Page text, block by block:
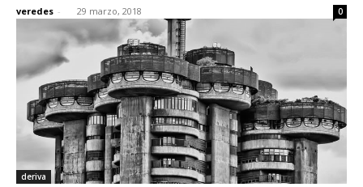
veredes - 29 marzo, 2018 0
deriva